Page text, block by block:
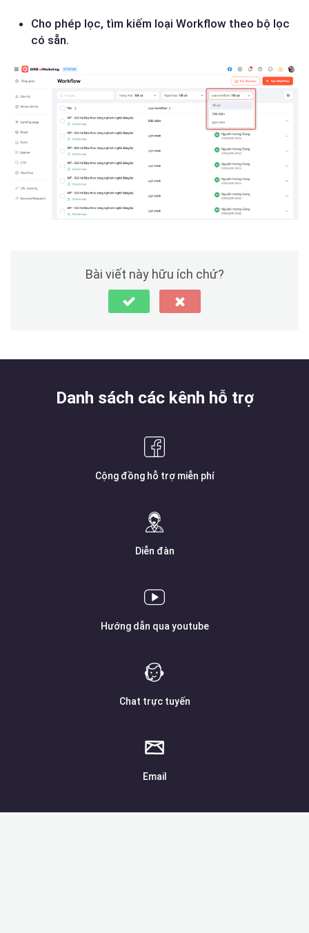
Cho phép lọc, tìm kiếm loại Workflow theo bộ lọc
có sẵn.
Bài viết này hữu ích chứ?
Danh sách các kênh hỗ trợ
Cộng đồng hỗ trợ miễn phí
Diễn đàn
Hướng dẫn qua youtube
Chat trực tuyến
Email